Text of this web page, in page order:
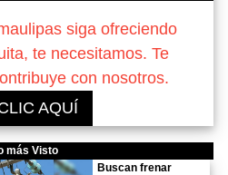
siga ofreciendo
te necesitamos. Te
con nosotros.
AQUÍ
más Visto
Buscan frenar